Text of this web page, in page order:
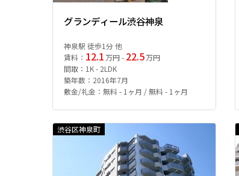
グランディール渋谷神泉
神泉駅 徒歩1分 他
賃料： 12.1 万円 - 22.5 万円
間取：1K - 2LDK
築年数：2016年7月
敷金/礼金：無料 - 1ヶ月 / 無料 - 1ヶ月
渋谷区神泉町